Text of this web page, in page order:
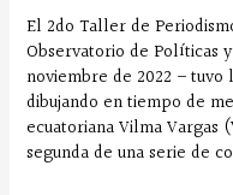
El 2do Taller de
Observatorio de Políticas
noviembre de 2022 –
dibujando en tiempo de
ecuatoriana Vilma Vargas
segunda de una serie de